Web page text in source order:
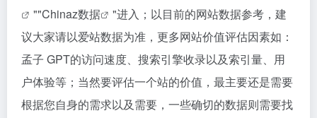
""Chinaz数据
"进入；以目前的网站数据参考，建
议大家请以爱站数据为准，更多网站价值评估因素如：
孟子 GPT的访问速度、搜索引擎收录以及索引量、用
户体验等；当然要评估一个站的价值，最主要还是需要
根据您自身的需求以及需要，一些确切的数据则需要找